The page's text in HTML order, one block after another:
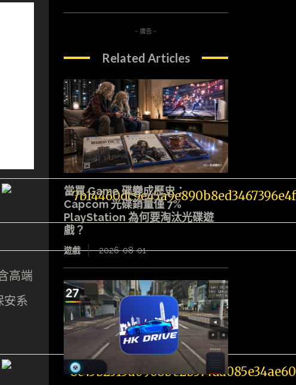
高端
安系
- 廣告 -
Related Articles
當買 Game 碟變成歷史：
Capcom 光碟銷量僅 7%
PlayStation 為何要淘汰光碟遊
戲？
遊戲 2026-08-01